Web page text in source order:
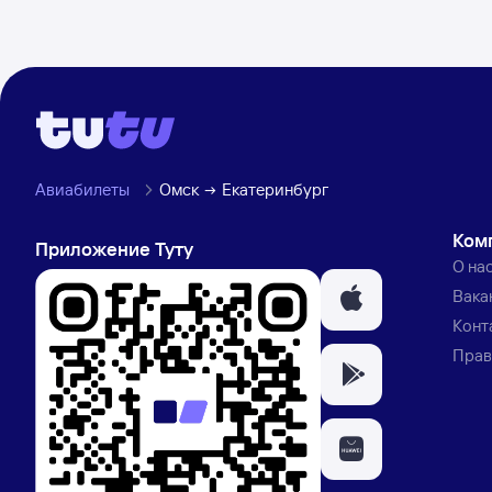
Авиабилеты Омск Екатеринбург
Приложение Туту
О